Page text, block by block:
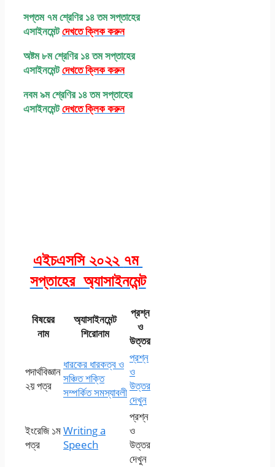
সপ্তম ৭ম শ্রেণির ১৪ তম সপ্তাহের
এসাইনমেন্টদেখতে ক্লিক করুন
অষ্টম ৮ম শ্রেণির ১৪ তম সপ্তাহের
এসাইনমেন্টদেখতে ক্লিক করুন
নবম ৯ম শ্রেণির ১৪ তম সপ্তাহের
এসাইনমেন্টদেখতে ক্লিক করুন
এইচএসসি ২০২২ ৭ম
সপ্তাহের অ্যাসাইনমেন্ট
বিষয়ের
নাম
অ্যাসাইনমেন্ট
শিরোনাম
প্রশ্ন
ও
উত্তর
পদার্থবিজ্ঞান
২য় পত্র
ধারকের ধারকত্ব ও
সঞ্চিত শক্তি
সম্পর্কিত সমস্যাবলী
প্রশ্ন
ও
উত্তর
দেখুন
ইংরেজি ১ম
পত্র
Writing a
Speech
প্রশ্ন
ও
উত্তর
দেখুন